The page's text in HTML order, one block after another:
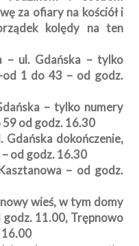
za ofiary na kościół i
kolędy na ten
– ul. Gdańska – tylko
od 1 do 43 – od godz.
– tylko numery
od godz. 16.30
dokończenie,
od godz. 16.30
– od godz.
wieś, w tym domy
godz. 11.00, Trępnowo
16.00